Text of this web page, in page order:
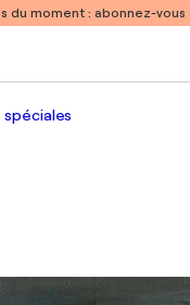
du moment : abonnez-